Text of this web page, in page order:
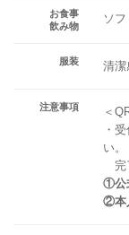
お食事
飲み物
ソ
服装 清潔
注意事項
＜
・
い。
完
①公
②本